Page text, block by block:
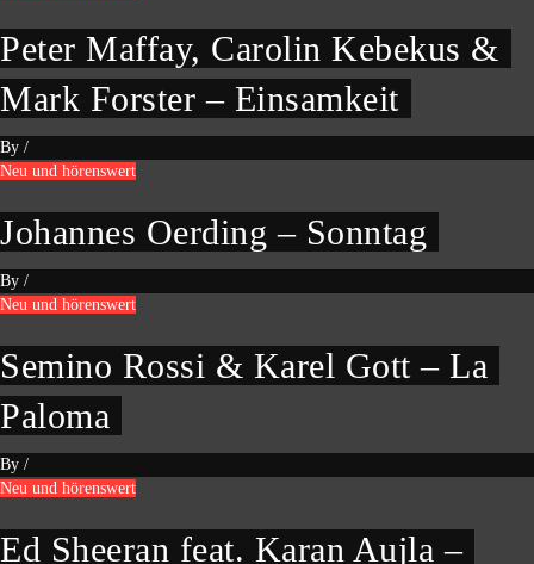
Peter Maffay, Carolin Kebekus &
Mark Forster – Einsamkeit
By /
Neu und hörenswert
Johannes Oerding – Sonntag
By /
Neu und hörenswert
Semino Rossi & Karel Gott – La
Paloma
By /
Neu und hörenswert
Ed Sheeran feat. Karan Aujla –